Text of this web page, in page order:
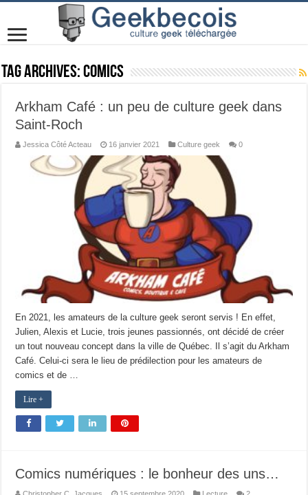
Tag Archives:Comics
Arkham Café : un peu de culture geek dans
Saint-Roch
Jessica Côté Acteau 16 janvier 2021 Culture geek 0
En 2021, les amateurs de la culture geek seront servis ! En effet,
Julien, Alexis et Lucie, trois jeunes passionnés, ont décidé de créer
un tout nouveau concept dans la ville de Québec. Il s’agit du Arkham
Café. Celui-ci sera le lieu de prédilection pour les amateurs de
comics et de …
Lire +
Comics numériques : le bonheur des uns…